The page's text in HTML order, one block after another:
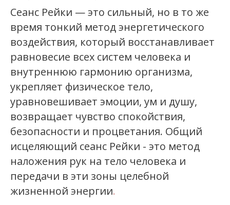
Сеанс Рейки — это сильный, но в то же
время тонкий метод энергетического
воздействия, который восстанавливает
равновесие всех систем человека и
внутреннюю гармонию организма,
укрепляет физическое тело,
уравновешивает эмоции, ум и душу,
возвращает чувство спокойствия,
безопасности и процветания. Общий
исцеляющий сеанс Рейки - это метод
наложения рук на тело человека и
передачи в эти зоны целебной
жизненной энергии.